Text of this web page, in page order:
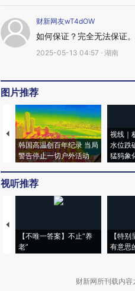
财新网友wT4dOW
如何保证？完全无法保证
2025-05-13 04:57 · 湖南
图片推荐
韩国高温创百年纪录 当局
警告停止一切户外活动
视线｜
水位跌
猛犸象
视听推荐
【不唯一答案】不止“养
老”
【特
有意思
财新网所刊载内